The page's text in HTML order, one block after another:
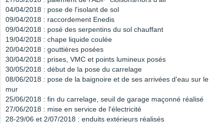
04/04/2018 : pose de l'isolant de sol
09/04/2018 : raccordement Enedis
09/04/2018 : posé des serpentins du sol chauffant
19/04/2018 : chape liquide coulée
20/04/2018 : gouttières posées
30/04/2018 : prises, VMC et points lumineux posés
30/05/2018 : début de la pose du carrelage
08/06/2018 : pose de la baignoire et de ses arrivées d'eau sur le
mur
25/06/2018 : fin du carrelage, seuil de garage maçonné réalisé
27/06/2018 : mise en service de l'électricité
28-29/06 et 2/07/2018 : enduits extérieurs réalisés